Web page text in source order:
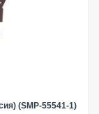
(SMP-55541-1)